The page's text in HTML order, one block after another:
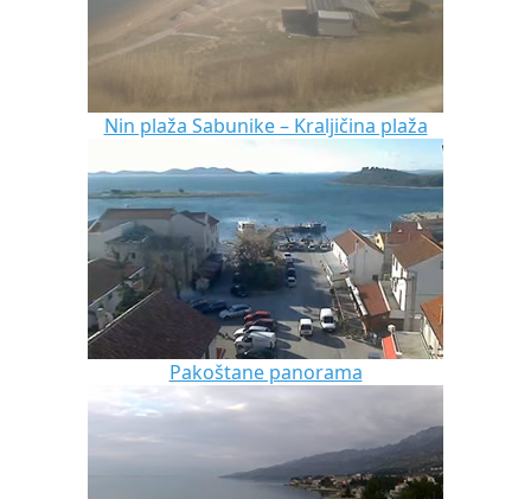
Nin plaža Sabunike – Kraljičina plaža
Pakoštane panorama